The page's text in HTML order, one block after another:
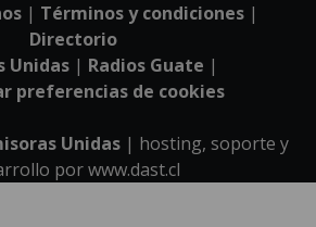
| Términos y condiciones|
Directorio
Unidas | Radios Guate |
preferencias de cookies
Unidas| hosting, soporte y
porwww.dast.cl